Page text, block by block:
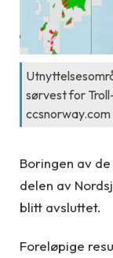
sørvest for
ccsnorway.com
Boringen av
delen av
blitt avsluttet.
Foreløpige